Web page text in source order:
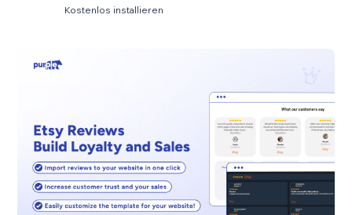
Kostenlos installieren